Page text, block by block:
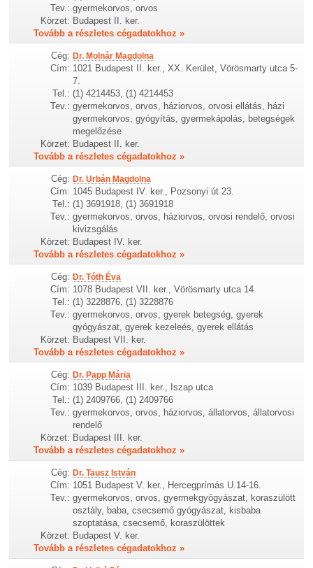
Tev.: gyermekorvos, orvos
Körzet: Budapest II. ker.
Tovább a részletes cégadatokhoz »
Cég: Dr. Molnár Magdolna
Cím: 1021 Budapest II. ker., XX. Kerület, Vörösmarty utca 5-
7.
Tel.: (1) 4214453, (1) 4214453
Tev.: gyermekorvos, orvos, háziorvos, orvosi ellátás, házi
gyermekorvos, gyógyítás, gyermekápolás, betegségek
megelőzése
Körzet: Budapest II. ker.
Tovább a részletes cégadatokhoz »
Cég: Dr. Urbán Magdolna
Cím: 1045 Budapest IV. ker., Pozsonyi út 23.
Tel.: (1) 3691918, (1) 3691918
Tev.: gyermekorvos, orvos, háziorvos, orvosi rendelő, orvosi
kivizsgálás
Körzet: Budapest IV. ker.
Tovább a részletes cégadatokhoz »
Cég: Dr. Tóth Éva
Cím: 1078 Budapest VII. ker., Vörösmarty utca 14
Tel.: (1) 3228876, (1) 3228876
Tev.: gyermekorvos, orvos, gyerek betegség, gyerek
gyógyászat, gyerek kezeleés, gyerek ellátás
Körzet: Budapest VII. ker.
Tovább a részletes cégadatokhoz »
Cég: Dr. Papp Mária
Cím: 1039 Budapest III. ker., Iszap utca
Tel.: (1) 2409766, (1) 2409766
Tev.: gyermekorvos, orvos, háziorvos, állatorvos, állatorvosi
rendelő
Körzet: Budapest III. ker.
Tovább a részletes cégadatokhoz »
Cég: Dr. Tausz István
Cím: 1051 Budapest V. ker., Hercegprímás U.14-16.
Tev.: gyermekorvos, orvos, gyermekgyógyászat, koraszülött
osztály, baba, csecsemő gyógyászat, kisbaba
szoptatása, csecsemő, koraszülöttek
Körzet: Budapest V. ker.
Tovább a részletes cégadatokhoz »